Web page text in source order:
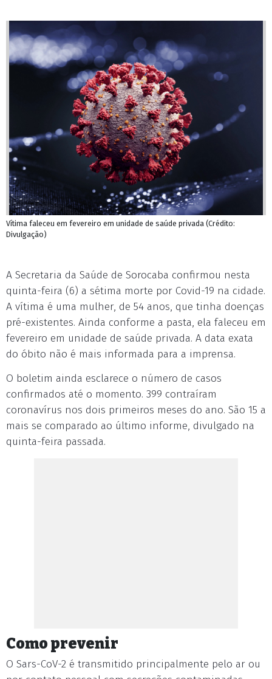
Vítima faleceu em fevereiro em unidade de saúde privada (Crédito:
Divulgação)
A Secretaria da Saúde de Sorocaba confirmou nesta
quinta-feira (6) a sétima morte por Covid-19 na cidade.
A vítima é uma mulher, de 54 anos, que tinha doenças
pré-existentes. Ainda conforme a pasta, ela faleceu em
fevereiro em unidade de saúde privada. A data exata
do óbito não é mais informada para a imprensa.
O boletim ainda esclarece o número de casos
confirmados até o momento. 399 contraíram
coronavírus nos dois primeiros meses do ano. São 15 a
mais se comparado ao último informe, divulgado na
quinta-feira passada.
Como prevenir
O Sars-CoV-2 é transmitido principalmente pelo ar ou